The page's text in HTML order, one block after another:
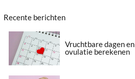
Recente berichten
Vruchtbare dagen en
ovulatie berekenen